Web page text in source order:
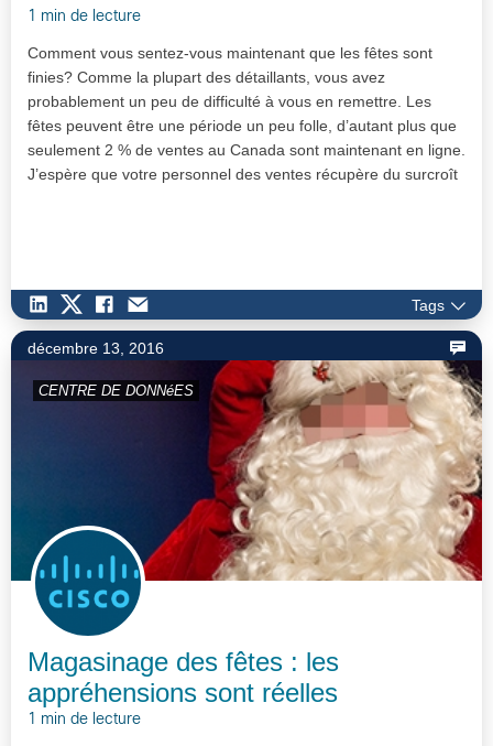
1 min de lecture
Comment vous sentez-vous maintenant que les fêtes sont
finies? Comme la plupart des détaillants, vous avez
probablement un peu de difficulté à vous en remettre. Les
fêtes peuvent être une période un peu folle, d’autant plus que
seulement 2 % de ventes au Canada sont maintenant en ligne.
J’espère que votre personnel des ventes récupère du surcroît
Tags
décembre 13, 2016
CENTRE DE DONNéES
Magasinage des fêtes : les
appréhensions sont réelles
1 min de lecture